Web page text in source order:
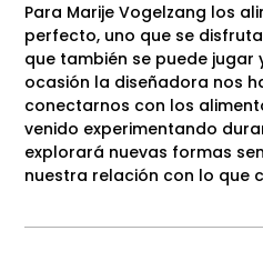
Para Marije Vogelzang los
perfecto, uno que se
que también se puede jugar
ocasión la diseñadora nos
conectarnos con los
venido experimentando
explorará nuevas formas
nuestra relación con lo que